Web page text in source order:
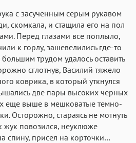
с засученным серым рукавом
скомкала, и стащила его на пол
Перед глазами все поплыло,
к горлу, зашевелились где-то
трудом удалось оставить
сглотнув, Василий тяжело
коврика, в который уткнулся
две пары высоких черных
еще выше в мешковатые темно-
Осторожно, стараясь не мотнуть
жук повозился, неуклюже
спину, присел на корточки…